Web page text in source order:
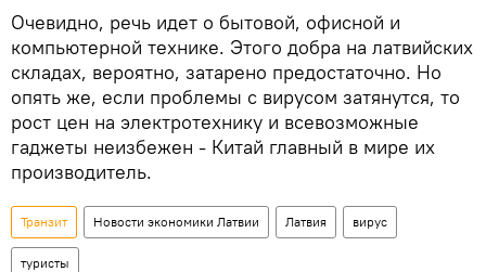
Очевидно, речь идет о бытовой, офисной и
компьютерной технике. Этого добра на латвийских
складах, вероятно, затарено предостаточно. Но
опять же, если проблемы с вирусом затянутся, то
рост цен на электротехнику и всевозможные
гаджеты неизбежен - Китай главный в мире их
производитель.
Транзит Новости экономики Латвии Латвия вирус
туристы